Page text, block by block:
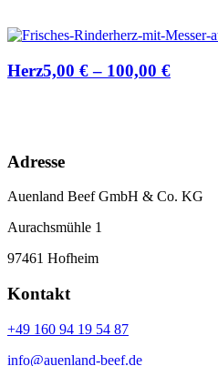
Herz5,00 €– 100,00 €
Adresse
Auenland Beef GmbH & Co. KG
Aurachsmühle 1
97461 Hofheim
Kontakt
+49 160 94 19 54 87
info@auenland-beef.de